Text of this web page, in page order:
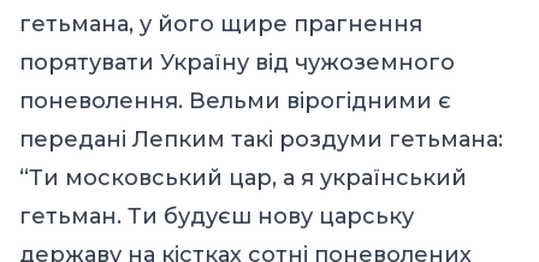
гетьмана, у його щире прагнення
порятувати Україну від чужоземного
поневолення. Вельми вірогідними є
передані Лепким такі роздуми гетьмана:
“Ти московський цар, а я український
гетьман. Ти будуєш нову царську
державу на кістках сотні поневолених